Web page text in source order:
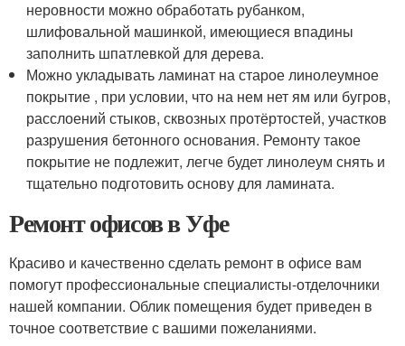
неровности можно обработать рубанком,
шлифовальной машинкой, имеющиеся впадины
заполнить шпатлевкой для дерева.
Можно укладывать ламинат на старое линолеумное
покрытие , при условии, что на нем нет ям или бугров,
расслоений стыков, сквозных протёртостей, участков
разрушения бетонного основания. Ремонту такое
покрытие не подлежит, легче будет линолеум снять и
тщательно подготовить основу для ламината.
Ремонт офисов в Уфе
Красиво и качественно сделать ремонт в офисе вам
помогут профессиональные специалисты-отделочники
нашей компании. Облик помещения будет приведен в
точное соответствие с вашими пожеланиями.